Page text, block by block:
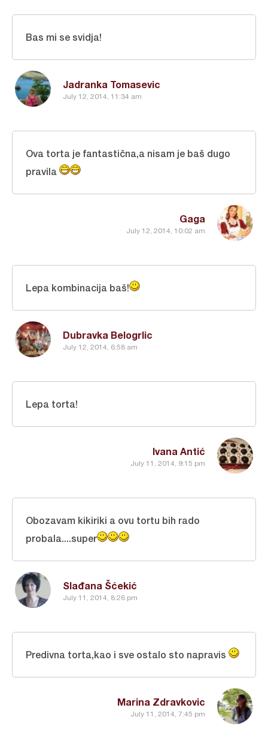
Jadranka Tomasevic
July 12, 2014, 11:34 am
Bas mi se svidja!
Gaga
July 12, 2014, 10:02 am
Ova torta je fantastična,a nisam je baš dugo
pravila
Dubravka Belogrlic
July 12, 2014, 6:58 am
Lepa kombinacija baš!
Ivana Antić
July 11, 2014, 9:15 pm
Lepa torta!
Slađana Šćekić
July 11, 2014, 8:26 pm
Obozavam kikiriki a ovu tortu bih rado
probala....super
Marina Zdravkovic
July 11, 2014, 7:45 pm
Predivna torta,kao i sve ostalo sto napravis